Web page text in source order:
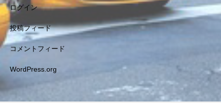
ログイン
投稿フィード
コメントフィード
WordPress.org